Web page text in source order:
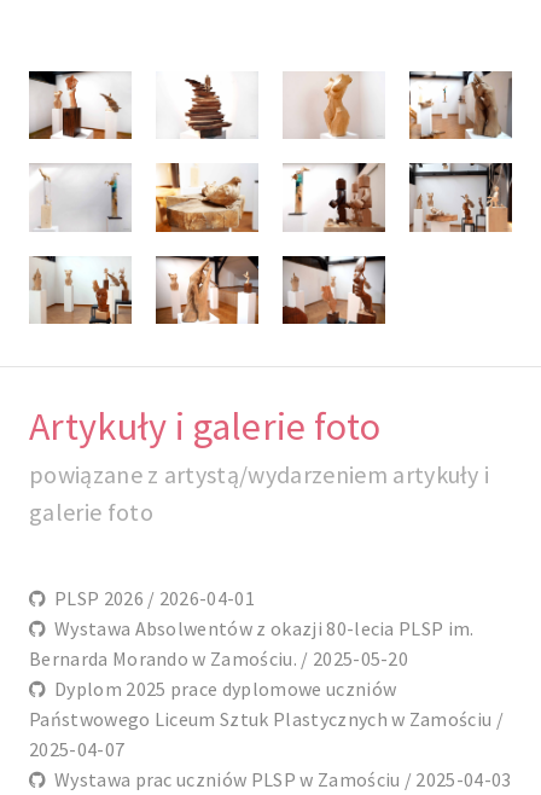
Artykuły i galerie foto
powiązane z artystą/wydarzeniem artykuły i
galerie foto
PLSP 2026 / 2026-04-01
Wystawa Absolwentów z okazji 80-lecia PLSP im.
Bernarda Morando w Zamościu. / 2025-05-20
Dyplom 2025 prace dyplomowe uczniów
Państwowego Liceum Sztuk Plastycznych w Zamościu /
2025-04-07
Wystawa prac uczniów PLSP w Zamościu / 2025-04-03